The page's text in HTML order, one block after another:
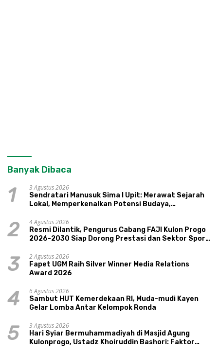
Banyak Dibaca
1
3 Agustus 2026
Sendratari Manusuk Sima I Upit: Merawat Sejarah
Lokal, Memperkenalkan Potensi Budaya,
2
4 Agustus 2026
Resmi Dilantik, Pengurus Cabang FAJI Kulon Progo
2026-2030 Siap Dorong Prestasi dan Sektor Sport
3
2 Agustus 2026
Fapet UGM Raih Silver Winner Media Relations
Award 2026
4
6 Agustus 2026
Sambut HUT Kemerdekaan RI, Muda-mudi Kayen
Gelar Lomba Antar Kelompok Ronda
5
3 Agustus 2026
Hari Syiar Bermuhammadiyah di Masjid Agung
Kulonprogo, Ustadz Khoiruddin Bashori: Faktor